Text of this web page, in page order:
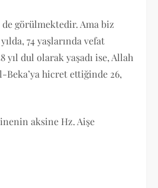
görülmektedir. Ama biz
74 yaşlarında vefat
dul olarak yaşadı ise, Allah
hicret ettiğinde 26,
aksine Hz. Aişe